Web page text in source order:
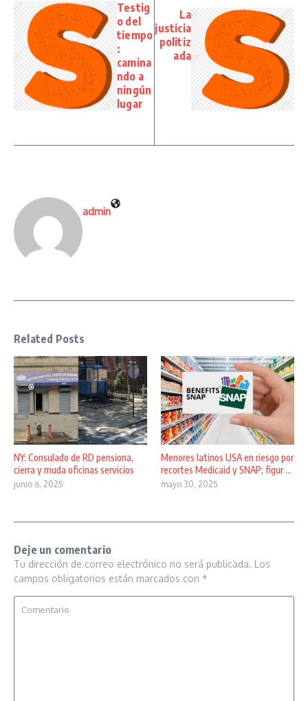
Testig
o del
tiempo
:
camina
ndo a
ningún
lugar
La
justicia
politiz
ada
admin
Related Posts
NY: Consulado de RD pensiona,
cierra y muda oficinas servicios
junio 6, 2025
Menores latinos USA en riesgo por
recortes Medicaid y SNAP; figur ...
mayo 30, 2025
Deje un comentario
Tu dirección de correo electrónico no será publicada. Los
campos obligatorios están marcados con *